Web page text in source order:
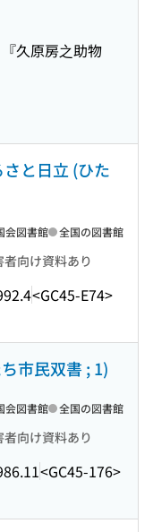
久原房之助物
と日立 (ひた
者向け資料あり
<GC45-E74>
会図書館 全国の図書館
市民双書 ; 1)
者向け資料あり
<GC45-176>
会図書館 全国の図書館